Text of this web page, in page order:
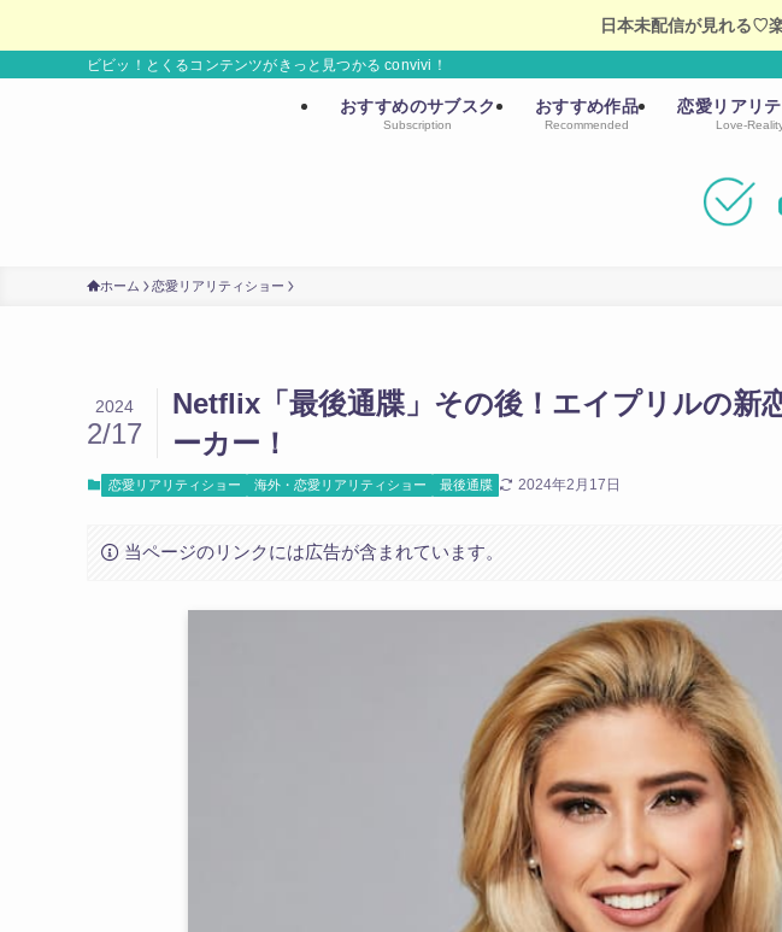
日本未配信が見れる♡
ビビッ！とくるコンテンツがきっと見つかる convivi！
おすすめのサブスク
Subscription
おすすめ作品
Recommended
恋愛リアリ
Love-
ホーム 恋愛リアリティショー
Netflix「最後通牒」その後！エイプリルの新
ーカー！
2024
2/17
恋愛リアリティショー 海外・恋愛リアリティショー 最後通牒 2024年2月17日
当ページのリンクには広告が含まれています。